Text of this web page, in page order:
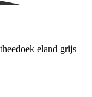
eland grijs